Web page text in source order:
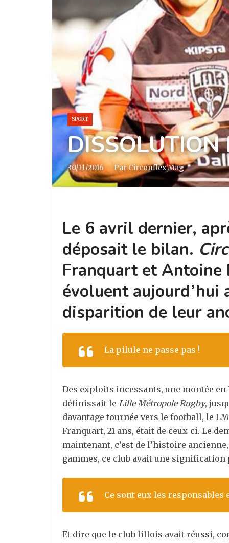
SPORT
DISSOLUTION
30/11/2016 · Par Circonflex Mag
Le 6 avril dernier,
déposait le bilan.
Franquart et Antoine
évoluent aujourd’hui
disparition de leur
La pilule ne passe pas !
Des exploits incessants, une montée
définissait le Lille Métropole Rugby,
davantage tournée vers le football, le
Franquart, 21 ans, était de ceux-ci. Le
maintenant, c’est de l’histoire
gammes, ce club avait une
Ce sont eux les responsables
Et dire que le club lillois avait réussi,